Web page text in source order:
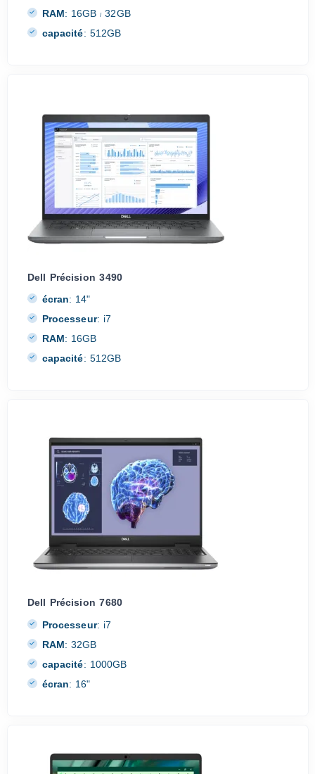
RAM: 16GB/ 32GB
capacité: 512GB
Dell Précision 3490
écran: 14"
Processeur: i7
RAM: 16GB
capacité: 512GB
Dell Précision 7680
Processeur: i7
RAM: 32GB
capacité: 1000GB
écran: 16"